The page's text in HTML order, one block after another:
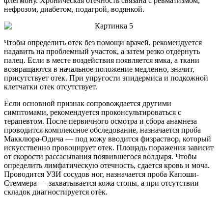
нефрозом, диабетом, подагрой, водянкой.
Чтобы определить отек без помощи врачей, рекомендуется
надавить на проблемный участок, а затем резко отдернуть
палец. Если в месте воздействия появляется ямка, а ткани
возвращаются в начальное положение медленно, значит,
присутствует отек. При упругости эпидермиса и подкожной
клетчатки отек отсутствует.
Если основной признак сопровождается другими
симптомами, рекомендуется проконсультироваться с
терапевтом. После первичного осмотра и сбора анамнеза
проводится комплексное обследование, назначается проба
Макклюра-Одича — под кожу вводится физраствор, который
искусственно провоцирует отек. Площадь поражения зависит
от скорости рассасывания появившегося волдыря. Чтобы
определить лимфатическую отечность, сдается кровь и моча.
Проводится УЗИ сосудов ног, назначается проба Капоши-
Стеммера — захватывается кожа стопы, а при отсутствии
складок диагностируется отёк.